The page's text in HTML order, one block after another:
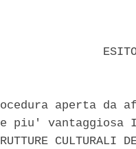
aperta da
piu' vantaggiosa
CULTURALI